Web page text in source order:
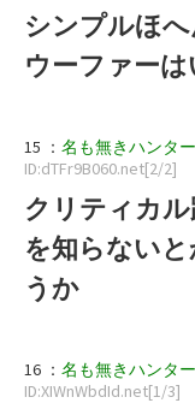
シンプルほ
ウーファー
15 ： 名も無きハンタ
ID:dTFr9B060.net[2/2]
クリティカ
を知らない
うか
16 ： 名も無きハンタ
ID:XIWnWbdId.net[1/3]